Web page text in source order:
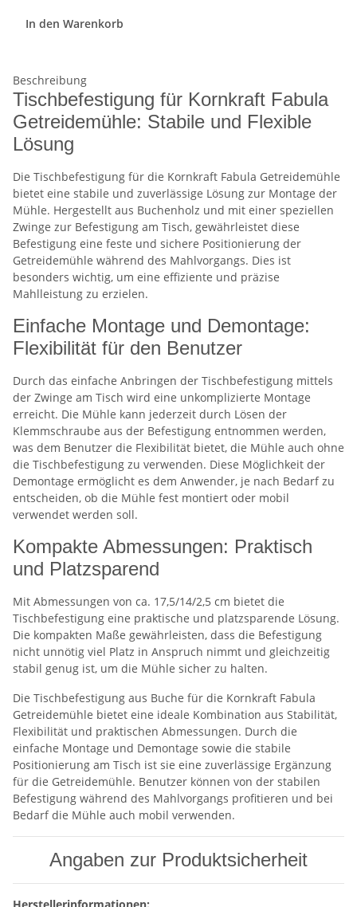
In den Warenkorb
Beschreibung
Tischbefestigung für Kornkraft Fabula
Getreidemühle: Stabile und Flexible
Lösung
Die Tischbefestigung für die Kornkraft Fabula Getreidemühle
bietet eine stabile und zuverlässige Lösung zur Montage der
Mühle. Hergestellt aus Buchenholz und mit einer speziellen
Zwinge zur Befestigung am Tisch, gewährleistet diese
Befestigung eine feste und sichere Positionierung der
Getreidemühle während des Mahlvorgangs. Dies ist
besonders wichtig, um eine effiziente und präzise
Mahlleistung zu erzielen.
Einfache Montage und Demontage:
Flexibilität für den Benutzer
Durch das einfache Anbringen der Tischbefestigung mittels
der Zwinge am Tisch wird eine unkomplizierte Montage
erreicht. Die Mühle kann jederzeit durch Lösen der
Klemmschraube aus der Befestigung entnommen werden,
was dem Benutzer die Flexibilität bietet, die Mühle auch ohne
die Tischbefestigung zu verwenden. Diese Möglichkeit der
Demontage ermöglicht es dem Anwender, je nach Bedarf zu
entscheiden, ob die Mühle fest montiert oder mobil
verwendet werden soll.
Kompakte Abmessungen: Praktisch
und Platzsparend
Mit Abmessungen von ca. 17,5/14/2,5 cm bietet die
Tischbefestigung eine praktische und platzsparende Lösung.
Die kompakten Maße gewährleisten, dass die Befestigung
nicht unnötig viel Platz in Anspruch nimmt und gleichzeitig
stabil genug ist, um die Mühle sicher zu halten.
Die Tischbefestigung aus Buche für die Kornkraft Fabula
Getreidemühle bietet eine ideale Kombination aus Stabilität,
Flexibilität und praktischen Abmessungen. Durch die
einfache Montage und Demontage sowie die stabile
Positionierung am Tisch ist sie eine zuverlässige Ergänzung
für die Getreidemühle. Benutzer können von der stabilen
Befestigung während des Mahlvorgangs profitieren und bei
Bedarf die Mühle auch mobil verwenden.
Angaben zur Produktsicherheit